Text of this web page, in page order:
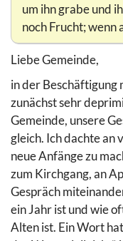
um ihn grabe und
noch Frucht; wenn
Liebe Gemeinde,
in der Beschäftigung
zunächst sehr
Gemeinde, unsere
gleich. Ich dachte an
neue Anfänge zu
zum Kirchgang, an
Gespräch
ein Jahr ist und wie
Alten ist. Ein Wort